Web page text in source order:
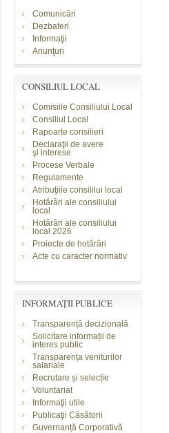
Comunicări
Dezbateri
Informaţii
Anunţuri
CONSILIUL LOCAL
Comisiile Consiliului Local
Consiliul Local
Rapoarte consilieri
Declaraţii de avere
şi interese
Procese Verbale
Regulamente
Atribuţiile consililui local
Hotărâri ale consiliului
local
Hotărâri ale consiliului
local 2026
Proiecte de hotărâri
Acte cu caracter normativ
INFORMAŢII PUBLICE
Transparență decizională
Solicitare informații de
interes public
Transparența veniturilor
salariale
Recrutare și selecție
Voluntariat
Informaţii utile
Publicaţii Căsătorii
Guvernanță Corporativă